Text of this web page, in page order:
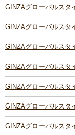
GINZAグローバルスタ
GINZAグローバルスタ
GINZAグローバルスタ
GINZAグローバルスタ
GINZAグローバルスタ
GINZAグローバルスタ
GINZAグローバルスタ